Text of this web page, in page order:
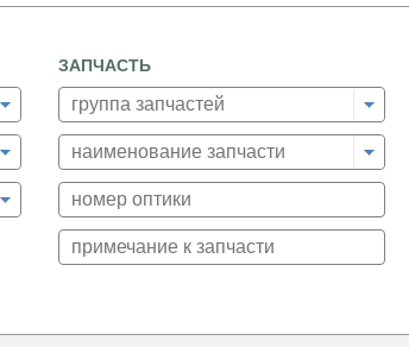
ЗАПЧАСТЬ